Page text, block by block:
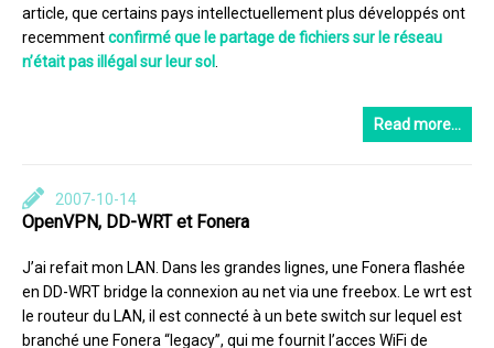
article, que certains pays intellectuellement plus développés ont
recemmentconfirmé que le partage de fichiers sur le réseau
n’était pas illégal sur leur sol
Read more…
2007-10-14
OpenVPN, DD-WRT et Fonera
J’ai refait mon LAN. Dans les grandes lignes, une Fonera flashée
en DD-WRT bridge la connexion au net via une freebox. Le wrt est
le routeur du LAN, il est connecté à un bete switch sur lequel est
branché une Fonera “legacy”, qui me fournit l’acces WiFi de